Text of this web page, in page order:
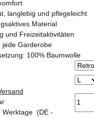
langlebig und pflegeleicht
Material
und Freizeitaktivitäten
jede Garderobe
100% Baumwolle
Werktage (DE -